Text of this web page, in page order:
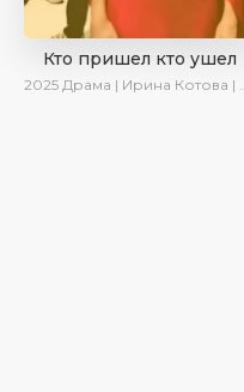
Кто пришел кто ушел
2025 Драма | Ирина Котова | Новинки | Сериалы 2025